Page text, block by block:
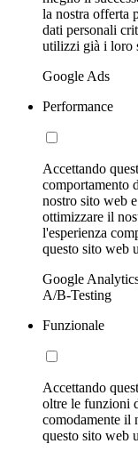
la nostra offerta
dati personali
utilizzi già i loro
Google Ads
Performance
Accettando
comportamento
nostro sito web
ottimizzare il
l'esperienza
questo sito web
Google
A/B-Testing
Funzionale
Accettando
oltre le funzioni
comodamente il
questo sito web